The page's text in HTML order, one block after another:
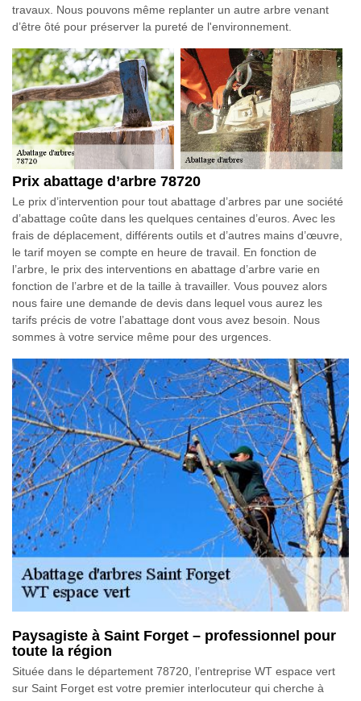
travaux. Nous pouvons même replanter un autre arbre venant
d’être ôté pour préserver la pureté de l'environnement.
Prix abattage d’arbre 78720
Le prix d’intervention pour tout abattage d’arbres par une société
d’abattage coûte dans les quelques centaines d’euros. Avec les
frais de déplacement, différents outils et d’autres mains d’œuvre,
le tarif moyen se compte en heure de travail. En fonction de
l’arbre, le prix des interventions en abattage d’arbre varie en
fonction de l’arbre et de la taille à travailler. Vous pouvez alors
nous faire une demande de devis dans lequel vous aurez les
tarifs précis de votre l’abattage dont vous avez besoin. Nous
sommes à votre service même pour des urgences.
Paysagiste à Saint Forget – professionnel pour
toute la région
Située dans le département 78720, l’entreprise WT espace vert
sur Saint Forget est votre premier interlocuteur qui cherche à